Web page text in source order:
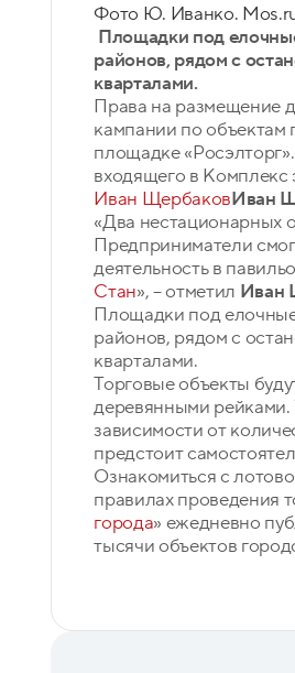
Фото Ю. Иванко.
Площадки под
районов, рядом с
кварталами.
Права на размещение
кампании по объектам
площадке
входящего в
Иван ЩербаковИван
«Два нестационарных
Предприниматели
деятельность в
Стан», – отметил Иван
Площадки под
районов, рядом с
кварталами.
Торговые объекты
деревянными рейками.
зависимости от
предстоит
Ознакомиться с
правилах проведения
города» ежедневно
тысячи объектов